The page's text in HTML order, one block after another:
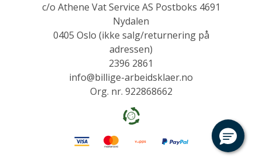
c/o Athene Vat Service AS Postboks 4691
Nydalen
0405 Oslo (ikke salg/returnering på
adressen)
2396 2861
info@billige-arbeidsklaer.no
Org. nr. 922868662